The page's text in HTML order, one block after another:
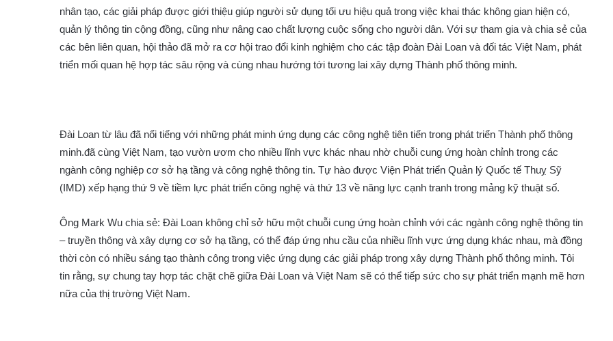
nhân tạo, các giải pháp được giới thiệu giúp người sử dụng tối ưu hiệu quả trong việc khai thác không gian hiện có,
quản lý thông tin cộng đồng, cũng như nâng cao chất lượng cuộc sống cho người dân. Với sự tham gia và chia sẻ của
các bên liên quan, hội thảo đã mở ra cơ hội trao đổi kinh nghiệm cho các tập đoàn Đài Loan và đối tác Việt Nam, phát
triển mối quan hệ hợp tác sâu rộng và cùng nhau hướng tới tương lai xây dựng Thành phố thông minh.
Đài Loan từ lâu đã nổi tiếng với những phát minh ứng dụng các công nghệ tiên tiến trong phát triển Thành phố thông
minh.đã cùng Việt Nam, tạo vườn ươm cho nhiều lĩnh vực khác nhau nhờ chuỗi cung ứng hoàn chỉnh trong các
ngành công nghiệp cơ sở hạ tầng và công nghệ thông tin. Tự hào được Viện Phát triển Quản lý Quốc tế Thuỵ Sỹ
(IMD) xếp hạng thứ 9 về tiềm lực phát triển công nghệ và thứ 13 về năng lực cạnh tranh trong mảng kỹ thuật số.
Ông Mark Wu chia sẻ: Đài Loan không chỉ sở hữu một chuỗi cung ứng hoàn chỉnh với các ngành công nghệ thông tin
– truyền thông và xây dựng cơ sở hạ tầng, có thể đáp ứng nhu cầu của nhiều lĩnh vực ứng dụng khác nhau, mà đồng
thời còn có nhiều sáng tạo thành công trong việc ứng dụng các giải pháp trong xây dựng Thành phố thông minh. Tôi
tin rằng, sự chung tay hợp tác chặt chẽ giữa Đài Loan và Việt Nam sẽ có thể tiếp sức cho sự phát triển mạnh mẽ hơn
nữa của thị trường Việt Nam.